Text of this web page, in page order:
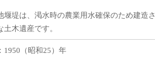
堰堤は、渇水時の農業用水確保のため建
土木遺産です。
1950（昭和25）年